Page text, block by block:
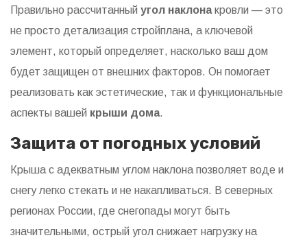
Правильно рассчитанный угол наклонакровли — это
не просто детализация стройплана, а ключевой
элемент, который определяет, насколько ваш дом
будет защищен от внешних факторов. Он помогает
реализовать как эстетические, так и функциональные
аспекты вашей крыши дома.
Защита от погодных условий
Крыша с адекватным углом наклона позволяет воде и
снегу легко стекать и не накапливаться. В северных
регионах России, где снегопады могут быть
значительными, острый угол снижает нагрузку на